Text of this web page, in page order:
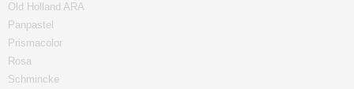
Old Holland ARA
Panpastel
Prismacolor
Rosa
Schmincke